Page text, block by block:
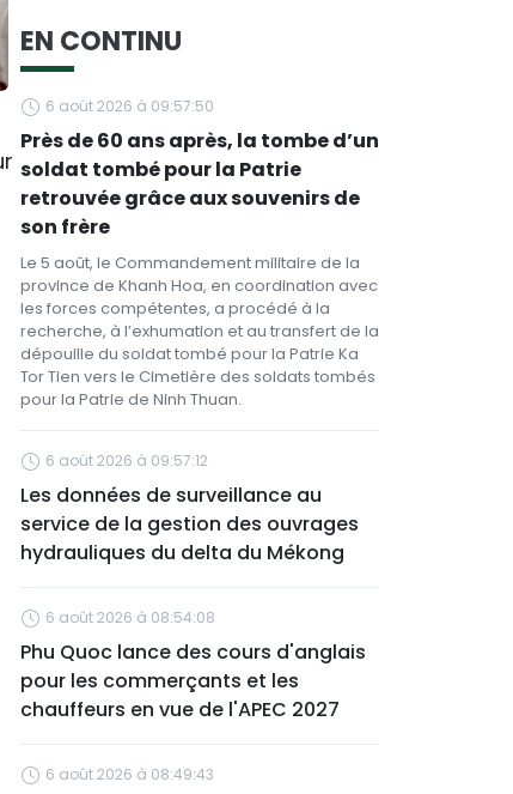
EN CONTINU
6 août 2026 à 09:57:50
Près de 60 ans après, la tombe d’un
soldat tombé pour la Patrie
retrouvée grâce aux souvenirs de
son frère
Le 5 août, le Commandement militaire de la
province de Khanh Hoa, en coordination avec
les forces compétentes, a procédé à la
recherche, à l’exhumation et au transfert de la
dépouille du soldat tombé pour la Patrie Ka
Tor Tien vers le Cimetière des soldats tombés
pour la Patrie de Ninh Thuan.
6 août 2026 à 09:57:12
Les données de surveillance au
service de la gestion des ouvrages
hydrauliques du delta du Mékong
6 août 2026 à 08:54:08
Phu Quoc lance des cours d'anglais
pour les commerçants et les
chauffeurs en vue de l'APEC 2027
6 août 2026 à 08:49:43